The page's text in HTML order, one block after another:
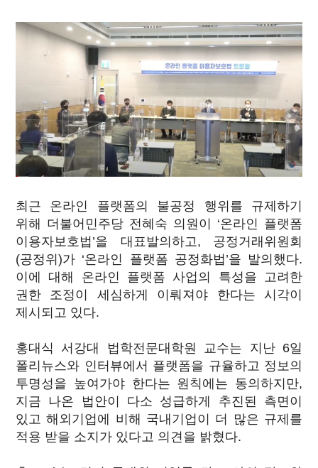
최근 온라인 플랫폼의 불공정 행위를 규제하기
위해 더불어민주당 전혜숙 의원이 ‘온라인 플랫폼
이용자보호법’을 대표발의하고, 공정거래위원회
(공정위)가 ‘온라인 플랫폼 공정화법’을 발의했다.
이에 대해 온라인 플랫폼 사업의 특성을 고려한
권한 조정이 세심하게 이뤄져야 한다는 시각이
제시되고 있다.
홍대식 서강대 법학전문대학원 교수는 지난 6일
폴리뉴스와 인터뷰에서 플랫폼을 규율하고 정보의
투명성을 높여가야 한다는 원칙에는 동의하지만,
지금 나온 법안이 다소 성급하게 추진된 측면이
있고 해외기업에 비해 국내기업이 더 많은 규제를
적용 받을 소지가 있다고 의견을 밝혔다.